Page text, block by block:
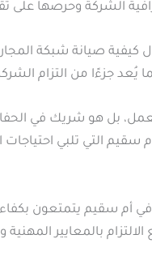
الشركة وحرصها
صيانة شبكة
جزءًا من التزام
بل هو شريك في
سقيم التي تلبي
سقيم يتمتعون
بالمعايير المهنية